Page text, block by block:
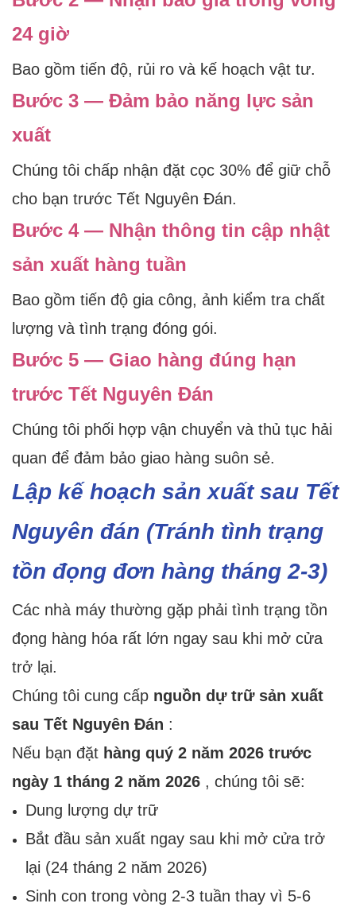
24 giờ
Bao gồm tiến độ, rủi ro và kế hoạch vật tư.
Bước 3 — Đảm bảo năng lực sản
xuất
Chúng tôi chấp nhận đặt cọc 30% để giữ chỗ
cho bạn trước Tết Nguyên Đán.
Bước 4 — Nhận thông tin cập nhật
sản xuất hàng tuần
Bao gồm tiến độ gia công, ảnh kiểm tra chất
lượng và tình trạng đóng gói.
Bước 5 — Giao hàng đúng hạn
trước Tết Nguyên Đán
Chúng tôi phối hợp vận chuyển và thủ tục hải
quan để đảm bảo giao hàng suôn sẻ.
Lập kế hoạch sản xuất sau Tết
Nguyên đán (Tránh tình trạng
tồn đọng đơn hàng tháng 2-3)
Các nhà máy thường gặp phải tình trạng tồn
đọng hàng hóa rất lớn ngay sau khi mở cửa
trở lại.
Chúng tôi cung cấp nguồn dự trữ sản xuất
sau Tết Nguyên Đán :
Nếu bạn đặt hàng quý 2 năm 2026 trước
ngày 1 tháng 2 năm 2026 , chúng tôi sẽ:
Dung lượng dự trữ
Bắt đầu sản xuất ngay sau khi mở cửa trở
lại (24 tháng 2 năm 2026)
Sinh con trong vòng 2-3 tuần thay vì 5-6